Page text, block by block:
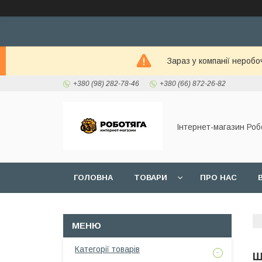
Зараз у компанії
+380 (98) 282-78-46 +380 (66) 872-26-82
Інтернет-магазин
ГОЛОВНА ТОВАРИ ПРО НАС
Категорії товарів